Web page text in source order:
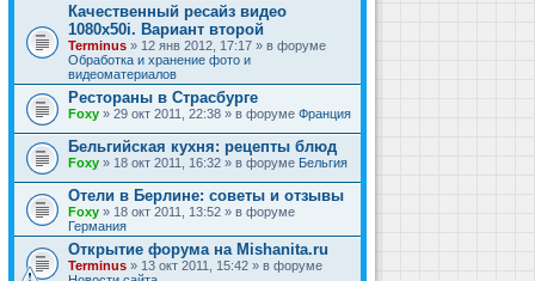
Качественный ресайз видео
1080x50i. Вариант второй
Terminus » 12 янв 2012, 17:17 » в форуме
Обработка и хранение фото и
видеоматериалов
Рестораны в Страсбурге
Foxy » 29 окт 2011, 22:38 » в форуме Франция
Бельгийская кухня: рецепты блюд
Foxy » 18 окт 2011, 16:32 » в форуме Бельгия
Отели в Берлине: советы и отзывы
Foxy » 18 окт 2011, 13:52 » в форуме
Германия
Открытие форума на Mishanita.ru
Terminus » 13 окт 2011, 15:42 » в форуме